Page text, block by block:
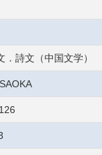
詩文（中国文学）